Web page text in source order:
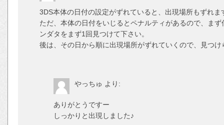
3DS本体の日付の設定がずれていると、出現場所もずれま
ただ、本体の日付をいじるとペナルティがあるので、ま
ンダタをまず1回見つけて下さい。
後は、その日から順に出現場所がずれていくので、見つ
やっちゅ より:
ありがとうですー
しっかりと出現しました♪